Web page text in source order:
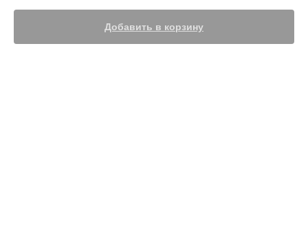
Добавить в корзину